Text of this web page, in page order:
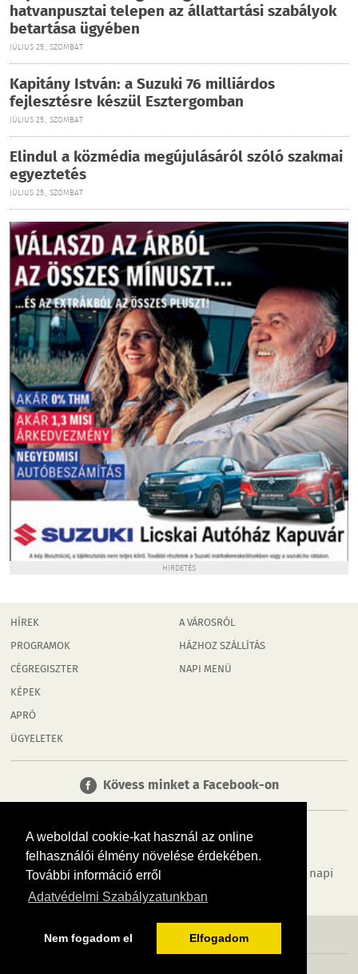
A weboldal cookie-kat használ az online
felhasználói élmény növelése érdekében.
További információ erről
Adatvédelmi Szabályzatunkban
Nem fogadom el Elfogadom
hatvanpusztai telepen az állattartási szabályok
betartása ügyében
JÚLIUS 25., SZOMBAT
Kapitány István: a Suzuki 76 milliárdos
fejlesztésre készül Esztergomban
JÚLIUS 25., SZOMBAT
Elindul a közmédia megújulásáról szóló szakmai
egyeztetés
JÚLIUS 25., SZOMBAT
HIRDETÉS
HÍREK
PROGRAMOK
CÉGREGISZTER
KÉPEK
APRÓ
ÜGYELETEK
A VÁROSRÓL
HÁZHOZ SZÁLLÍTÁS
NAPI MENÜ
Kövess minket a Facebook-on
Tudj meg többet városodról! Hírek, programok, képek, napi
menü, cégek…. és minden, ami Rábaköz
MÉDIAAJÁNLÓ ADATVÉDELEM IMPRESSZUM RÓLUNK